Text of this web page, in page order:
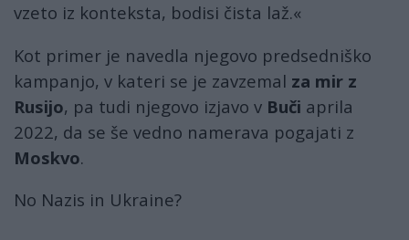
vzeto iz konteksta, bodisi čista laž.«
Kot primer je navedla njegovo predsedniško
kampanjo, v kateri se je zavzemal za mir z
Rusijo, pa tudi njegovo izjavo v Buči aprila
2022, da se še vedno namerava pogajati z
Moskvo.
No Nazis in Ukraine?